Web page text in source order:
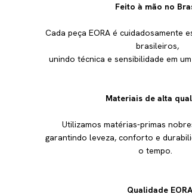
Feito à mão no
Cada peça EORA é cuidadosamente
brasileiros,
unindo técnica e sensibilidade em
Materiais de alta
Utilizamos matérias-primas
garantindo leveza, conforto e
o tempo.
Qualidade